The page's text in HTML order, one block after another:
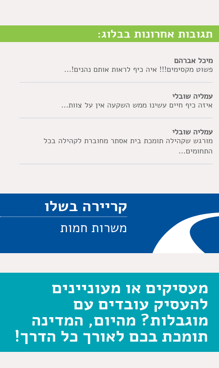
תגובות אחרונות בבלוג:
מיכל אברהם
פשוט מקסימים!!! איה כיף לראות אותם נהנים!...
עמליה שובלי
איזה כיף חיים עשינו ממש השקעה אין על צוות...
עמליה שובלי
מורגש שקהילה תומכת בית אסתר מחוברת לקהילה בכל
התחומים...
קריירה בשלו
משרות חמות
מעסיקים או מעוניינים
להעסיק עובדים עם
מוגבלות? מהיום, המדינה
תומכת בכם לאורך כל הדרך!